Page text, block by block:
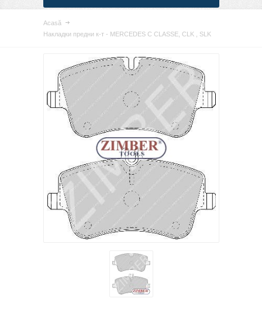
Acasă
Накладки предни к-т - MERCEDES C CLASSE, CLK , SLK